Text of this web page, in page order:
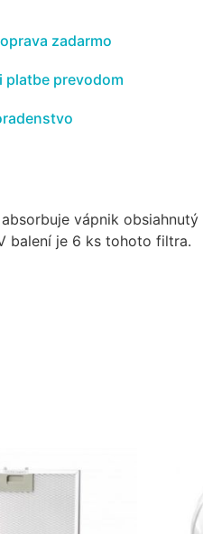
zadarmo
platbe prevodom
vápnik
balení je 6 ks tohoto filtra.
Tieto súbory
webovej
stránky.
používania
webovej